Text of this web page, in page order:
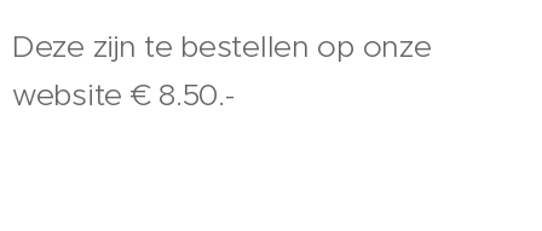
Deze zijn te bestellen op onze
website € 8.50.-